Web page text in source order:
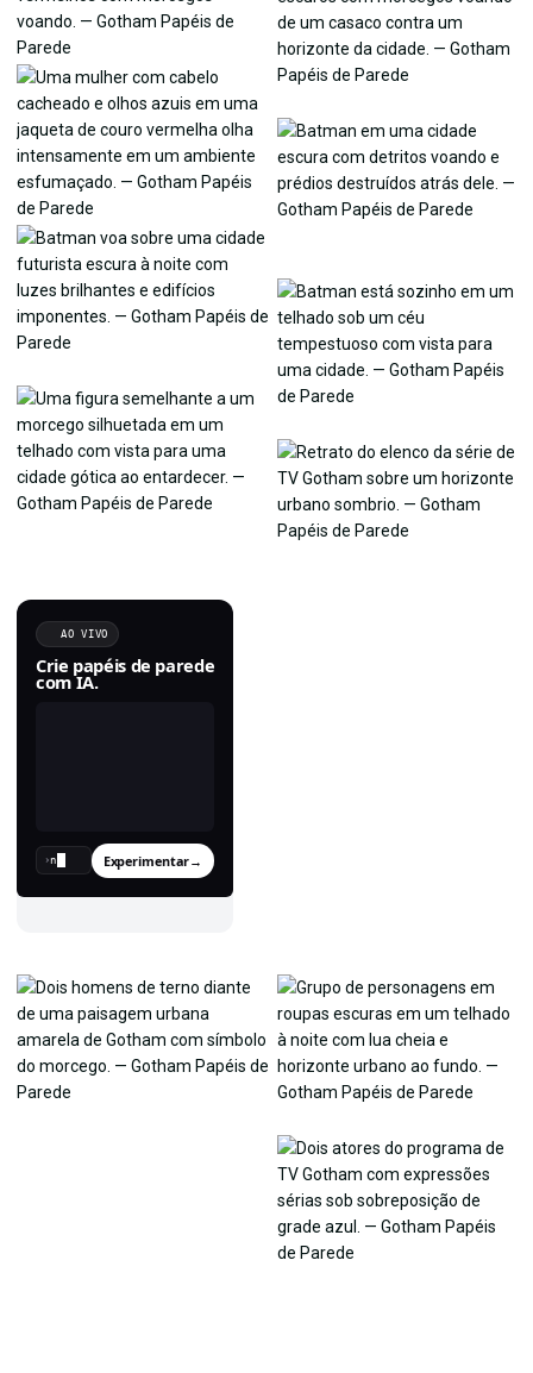
AO VIVO
Crie papéis de parede
com IA.
› Experimentar